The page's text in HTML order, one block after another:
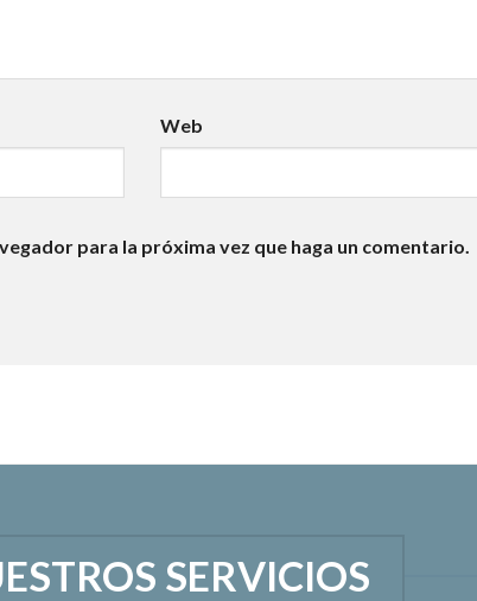
Web
para la próxima vez que haga un comentario.
SERVICIOS